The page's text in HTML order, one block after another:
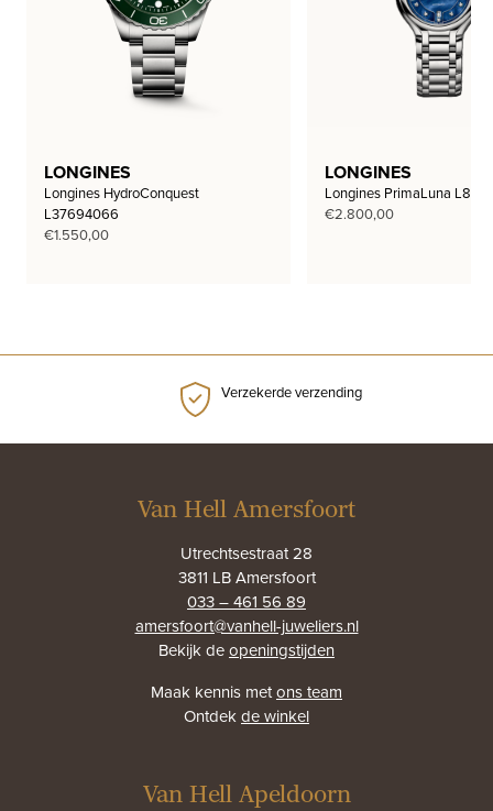
LONGINES
Longines HydroConquest
L37694066
€1.550,00
LONGINES
Longines PrimaLuna
€2.800,00
Verzekerde verzending
Van Hell Amersfoort
Utrechtsestraat 28
3811 LB Amersfoort
033 – 461 56 89
amersfoort@vanhell-juweliers.nl
Bekijk deopeningstijden
Maak kennis metons team
Ontdekde winkel
Van Hell Apeldoorn